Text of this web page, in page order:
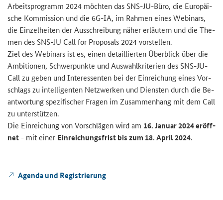
Arbeitsprogramm 2024 möch­ten das SNS-JU-Büro, die Eu­ro­päi­
sche Kom­mis­si­on und die 6G-IA, im Rah­men eines We­bi­nars,
die Ein­zel­hei­ten derAus­schrei­bung näher er­läu­tern und die The­
men des SNS-JU Call for Proposals 2024 vor­stel­len.
Ziel des We­bi­nars ist es, einen de­tail­lier­ten Über­blick über die
Am­bi­tio­nen, Schwer­punk­te undAus­wahl­kri­te­ri­endes SNS-JU-
Callzu geben und In­ter­es­sen­ten bei der Ein­rei­chung eines Vor­
schlags zu in­tel­li­gen­ten Netz­wer­ken und Diens­ten durch die Be­
ant­wor­tung spe­zi­fi­scher Fra­gen im Zu­sam­men­hang mit dem Call
zu un­ter­stüt­zen.
Die Ein­rei­chung von Vor­schlä­gen wird am 16. Ja­nu­ar 2024 er­öff­
net - mit einer Ein­rei­chungs­frist bis zum 18. April 2024.
Agen­da und Re­gis­trie­rung